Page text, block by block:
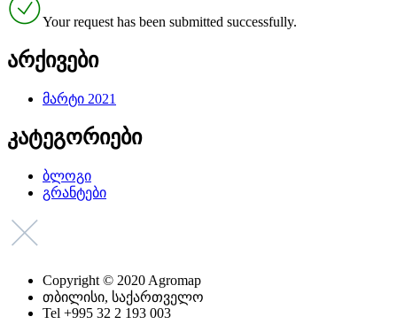
Your request has been submitted successfully.
არქივები
მარტი 2021
კატეგორიები
ბლოგი
გრანტები
Copyright © 2020 Agromap
თბილისი, საქართველო
Tel +995 32 2 193 003